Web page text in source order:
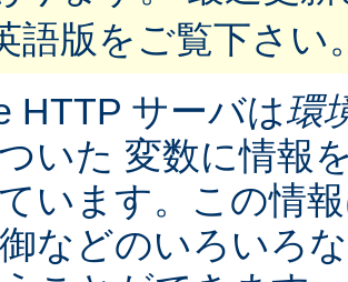
語版をご覧下さい
HTTP サーバは環
いた 変数に情報
います。この情
などのいろいろ